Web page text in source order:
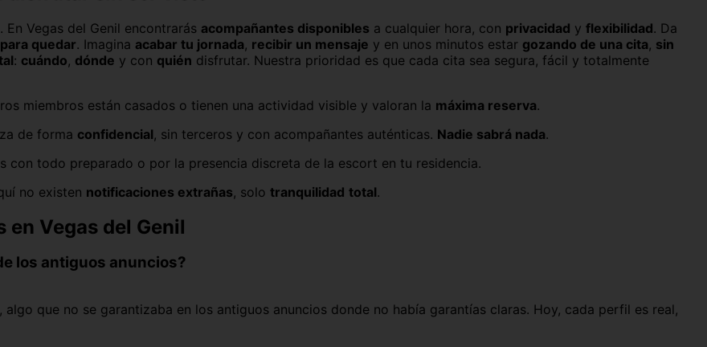
Vegas del Genil encontrarás acompañantes disponibles a cualquier hora, con privacidad y flexibilidad. Da
quedar. Imagina acabar tu jornada, recibir un mensaje y en unos minutos estar gozando de una cita, sin
: cuándo, dónde y con quién disfrutar. Nuestra prioridad es que cada cita sea segura, fácil y totalmente
miembros están casados o tienen una actividad visible y valoran la máxima reserva.
de forma confidencial, sin terceros y con acompañantes auténticas. Nadie sabrá nada.
con todo preparado o por la presencia discreta de la escort en tu residencia.
no existen notificaciones extrañas, solo tranquilidad total.
Vegas del Genil
los antiguos anuncios?
que no se garantizaba en los antiguos anuncios donde no había garantías claras. Hoy, cada perfil es real,